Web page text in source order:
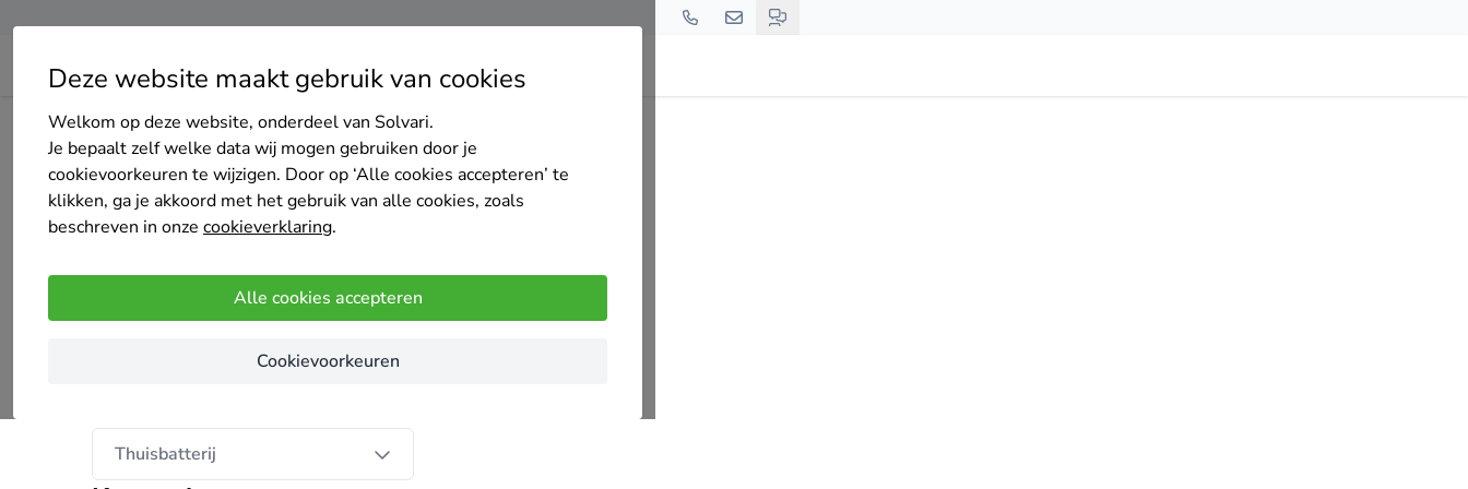
Deze website maakt gebruik van cookies
Welkom op deze website, onderdeel van Solvari.
Je bepaalt zelf welke data wij mogen gebruiken door je
cookievoorkeuren te wijzigen. Door op ‘Alle cookies accepteren’ te
klikken, ga je akkoord met het gebruik van alle cookies, zoals
beschreven in onze cookieverklaring.
Alle cookies accepteren
Cookievoorkeuren
Home Bedrijven overzicht Energy Storage XXL B.V.
Energy Storage XXL B.V.
Nog geen reviews
Thuisbatterij